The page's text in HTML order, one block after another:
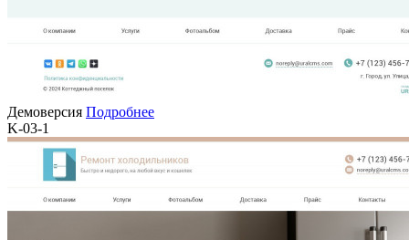
Демоверсия Подробнее
K-03-1